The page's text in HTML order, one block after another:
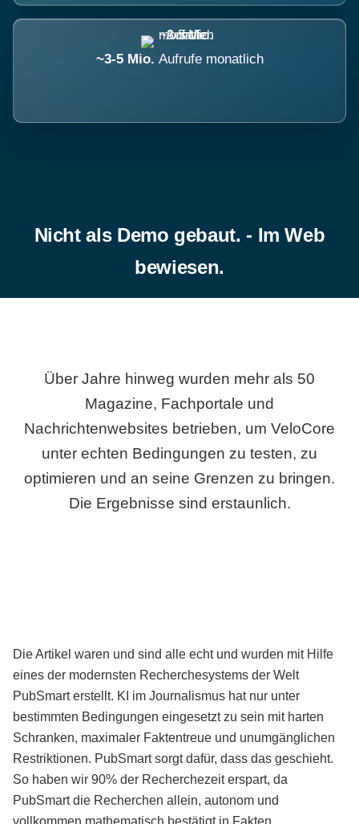
~3-5 Mio. Aufrufe monatlich
Nicht als Demo gebaut. - Im Web
bewiesen.
Über Jahre hinweg wurden mehr als 50
Magazine, Fachportale und
Nachrichtenwebsites betrieben, um VeloCore
unter echten Bedingungen zu testen, zu
optimieren und an seine Grenzen zu bringen.
Die Ergebnisse sind erstaunlich.
Die Artikel waren und sind alle echt und wurden mit Hilfe
eines der modernsten Recherchesystems der Welt
PubSmart erstellt. KI im Journalismus hat nur unter
bestimmten Bedingungen eingesetzt zu sein mit harten
Schranken, maximaler Faktentreue und unumgänglichen
Restriktionen. PubSmart sorgt dafür, dass das geschieht.
So haben wir 90% der Recherchezeit erspart, da
PubSmart die Recherchen allein, autonom und
vollkommen mathematisch bestätigt in Fakten,